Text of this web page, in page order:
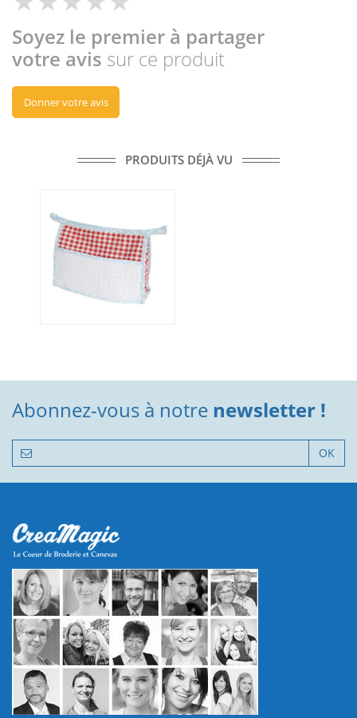
Soyez le premier à partager
votre avis sur ce produit
Donner votre avis
PRODUITS DÉJÀ VU
Abonnez-vous à notre newsletter !
OK